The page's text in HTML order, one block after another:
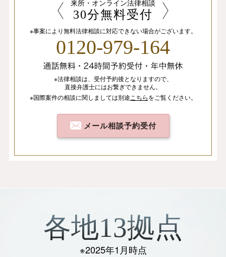
来所・オンライン法律相談
30分無料受付
※事案により無料法律相談に対応できない場合がございます。
0120-979-164
※法律相談は、 受付予約後となりますので、
直接弁護士にはお繋ぎできません。
※国際案件の相談に関しましては別途 こちらをご覧ください。
メール相談予約受付
各地13拠点
※2025年1月時点